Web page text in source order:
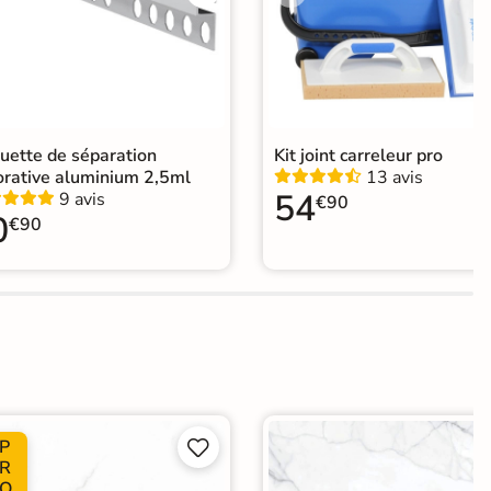
de séparation
aluminium 2,5ml
9 avis
€90
Kit joint carreleur pro
13 avis
54€90
P
R

